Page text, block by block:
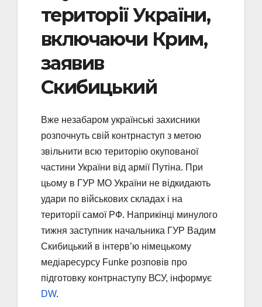
території України,
включаючи Крим,
заявив
Скибицький
Вже незабаром українські захисники
розпочнуть свій контрнаступ з метою
звільнити всю територію окупованої
частини України від армії Путіна. При
цьому в ГУР МО України не відкидають
удари по військових складах і на
території самої РФ. Наприкінці минулого
тижня заступник начальника ГУР Вадим
Скибицький в інтерв’ю німецькому
медіаресурсу Funke розповів про
підготовку контрнаступу ВСУ, інформує
DW.